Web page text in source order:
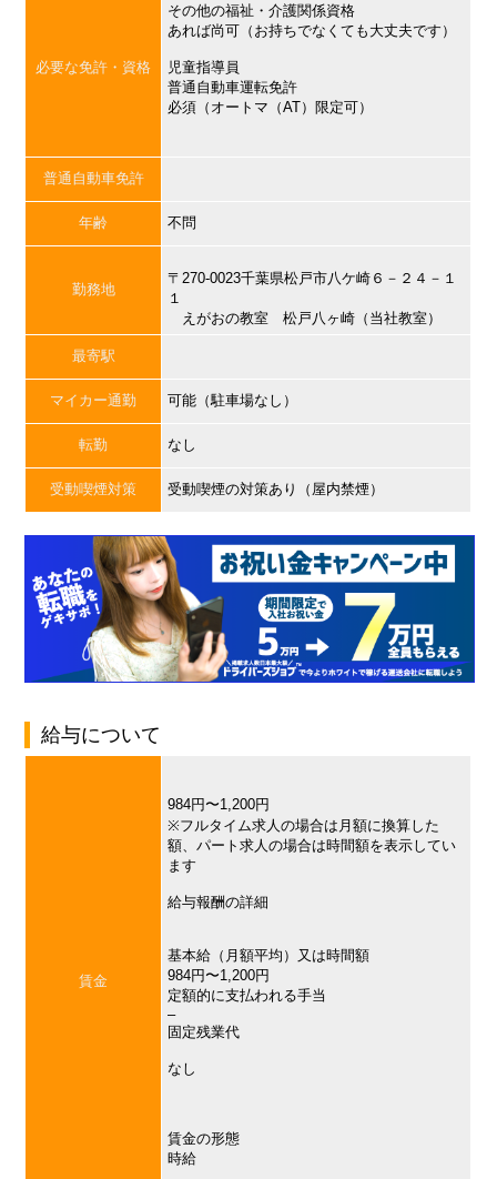
必要な免許・資格
その他の福祉・介護関係資格
あれば尚可（お持ちでなくても大丈夫です）
児童指導員
普通自動車運転免許
必須（オートマ（AT）限定可）
普通自動車免許
年齢 不問
勤務地
〒270-0023千葉県松戸市八ケ崎６－２４－１
１
えがおの教室 松戸八ヶ崎（当社教室）
最寄駅
マイカー通勤 可能（駐車場なし）
転勤 なし
受動喫煙対策 受動喫煙の対策あり（屋内禁煙）
給与について
賃金
984円〜1,200円
※フルタイム求人の場合は月額に換算した
額、パート求人の場合は時間額を表示してい
ます
給与報酬の詳細
基本給（月額平均）又は時間額
984円〜1,200円
定額的に支払われる手当
–
固定残業代
なし
賃金の形態
時給